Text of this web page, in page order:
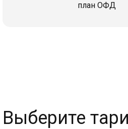
план ОФД
Выберите